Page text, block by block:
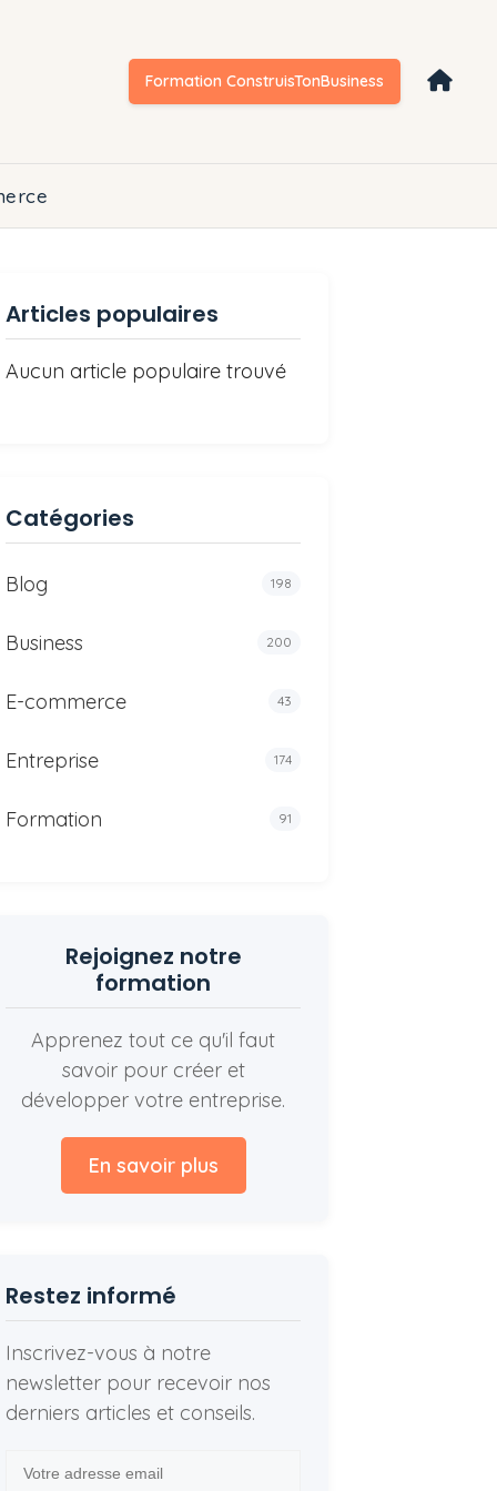
Formation ConstruisTonBusiness
Articles populaires
Aucun article populaire trouvé
Catégories
Blog 198
Business 200
E-commerce 43
Entreprise 174
Formation 91
Rejoignez notre
formation
Apprenez tout ce qu'il faut
savoir pour créer et
développer votre entreprise.
En savoir plus
Restez informé
Inscrivez-vous à notre
newsletter pour recevoir nos
derniers articles et conseils.